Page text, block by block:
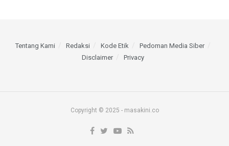
Tentang Kami Redaksi Kode Etik
Pedoman Media Siber
Disclaimer
Privacy
Copyright © 2025 - masakini.co